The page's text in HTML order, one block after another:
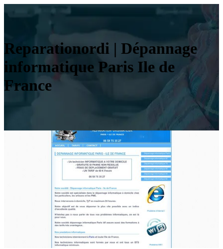
Reparatio­nor­di | Dépannage
infor­mati­que Paris Ile de
France